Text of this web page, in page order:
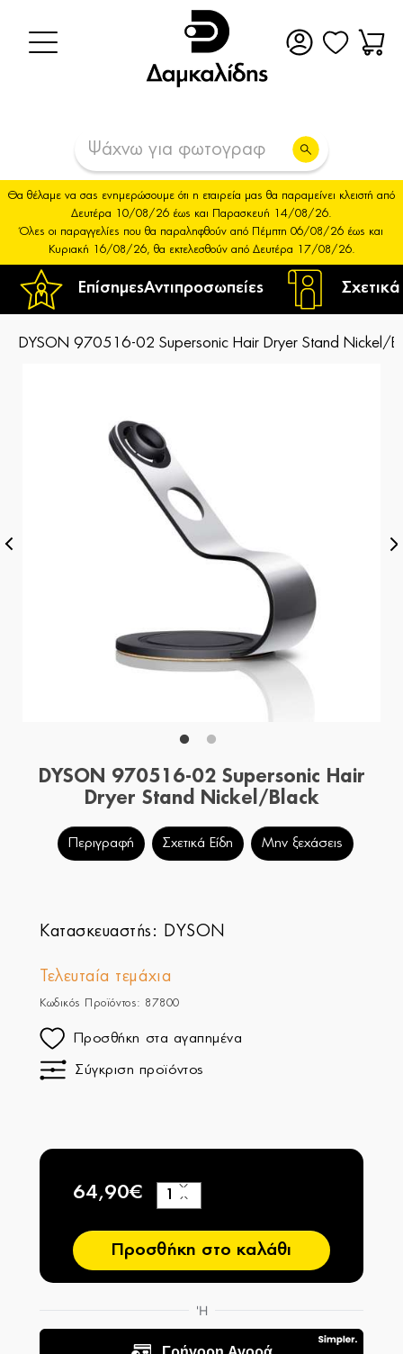
ΕπίσημεςΑντιπροσωπείες
Θα θέλαμε να σας ενημερώσουμε ότι η εταιρεία μας θα παραμείνει κλειστή από
Δευτέρα 10/08/26 έως και Παρασκευή 14/08/26.
Όλες οι παραγγελίες που θα παραληφθούν από Πέμπτη 06/08/26 έως και
Κυριακή 16/08/26, θα εκτελεσθούν από Δευτέρα 17/08/26.
DYSON 970516-02 Supersonic Hair Dryer Stand Nickel/
DYSON 970516-02 Supersonic Hair
Dryer Stand Nickel/Black
Περιγραφή Σχετικά Είδη Μην ξεχάσεις
Κατασκευαστής: DYSON
Τελευταία τεμάχια
Κωδικός Προϊόντος: 87800
Προσθήκη στα αγαπημένα
Σύγκριση προϊόντος
64,90€
−
+
Προσθήκη στο καλάθι